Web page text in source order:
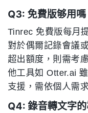
Q3: 免費版够用
Tinrec 免費版每月
對於偶爾記錄會議
超出額度，則需考
他工具如 Otter.ai
支援，需依個人需
Q4: 錄音轉文字